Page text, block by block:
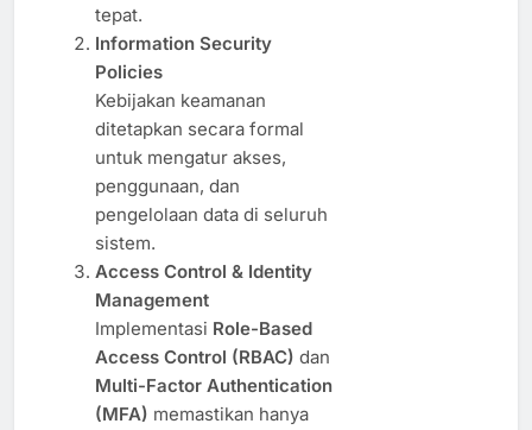
tepat.
Information Security
Policies
Kebijakan keamanan
ditetapkan secara formal
untuk mengatur akses,
penggunaan, dan
pengelolaan data di seluruh
sistem.
Access Control & Identity
Management
Implementasi Role-Based
Access Control (RBAC) dan
Multi-Factor Authentication
(MFA) memastikan hanya